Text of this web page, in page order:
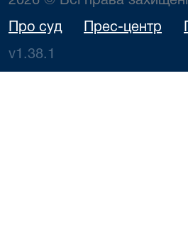
Про суд Прес-центр
v1.38.1